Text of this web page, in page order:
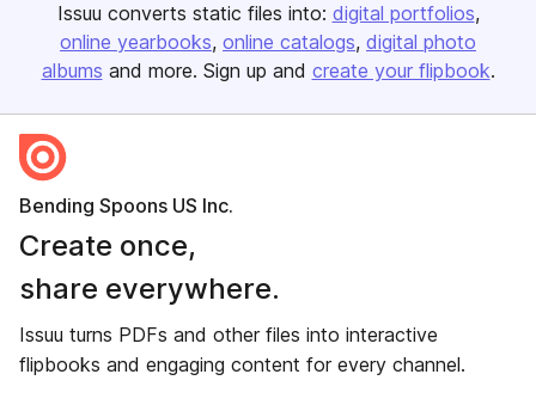
Issuu converts static files into: digital portfolios
online yearbooks online catalogs digital photo
albums and more. Sign up and create your flipbook.
Bending Spoons US Inc.
Create once,
share everywhere.
Issuu turns PDFs and other files into interactive
flipbooks and engaging content for every channel.